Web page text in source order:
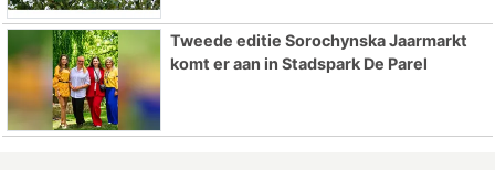
Tweede editie Sorochynska Jaarmarkt
komt er aan in Stadspark De Parel